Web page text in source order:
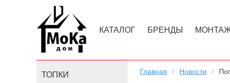
КАТАЛОГ БРЕНДЫ
Главная Новости
ТОПКИ